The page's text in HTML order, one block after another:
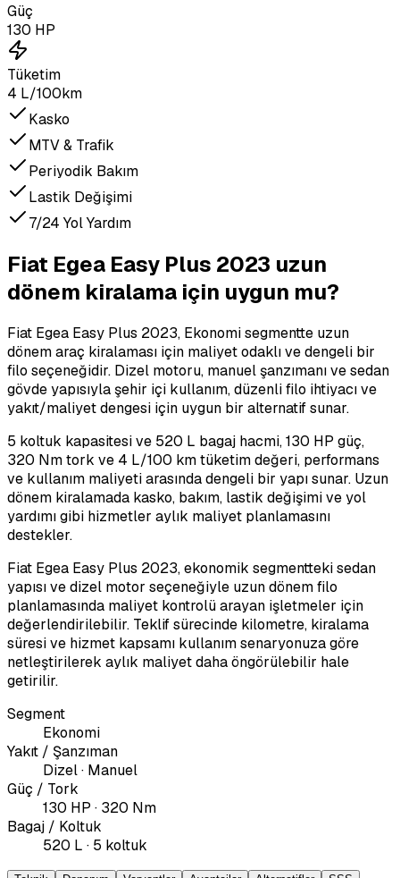
Güç
130 HP
Tüketim
4 L/100km
Kasko
MTV & Trafik
Periyodik Bakım
Lastik Değişimi
7/24 Yol Yardım
Fiat Egea Easy Plus 2023 uzun
dönem kiralama için uygun mu?
Fiat Egea Easy Plus 2023, Ekonomi segmentte uzun
dönem araç kiralaması için maliyet odaklı ve dengeli bir
filo seçeneğidir. Dizel motoru, manuel şanzımanı ve sedan
gövde yapısıyla şehir içi kullanım, düzenli filo ihtiyacı ve
yakıt/maliyet dengesi için uygun bir alternatif sunar.
5 koltuk kapasitesi ve 520 L bagaj hacmi, 130 HP güç,
320 Nm tork ve 4 L/100 km tüketim değeri, performans
ve kullanım maliyeti arasında dengeli bir yapı sunar. Uzun
dönem kiralamada kasko, bakım, lastik değişimi ve yol
yardımı gibi hizmetler aylık maliyet planlamasını
destekler.
Fiat Egea Easy Plus 2023, ekonomik segmentteki sedan
yapısı ve dizel motor seçeneğiyle uzun dönem filo
planlamasında maliyet kontrolü arayan işletmeler için
değerlendirilebilir. Teklif sürecinde kilometre, kiralama
süresi ve hizmet kapsamı kullanım senaryonuza göre
netleştirilerek aylık maliyet daha öngörülebilir hale
getirilir.
Segment
Ekonomi
Yakıt / Şanzıman
Dizel · Manuel
Güç / Tork
130 HP · 320 Nm
Bagaj / Koltuk
520 L · 5 koltuk